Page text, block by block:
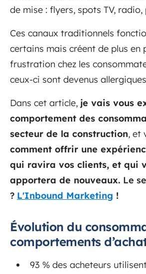
de mise : flyers, spots TV, radio,
Ces canaux traditionnels
certains mais créent de plus en
frustration chez les
ceux-ci sont devenus
Dans cet article, je vais vous
comportement des
secteur de la construction, et
comment offrir une
qui ravira vos clients, et qui
apportera de nouveaux. Le
? L'Inbound Marketing !
Évolution du
comportements
93 % des acheteurs